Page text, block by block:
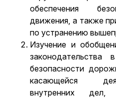
обеспечения
движения, а также
по устранению
Изучение и
законодательства
безопасности
касающейся
внутренних